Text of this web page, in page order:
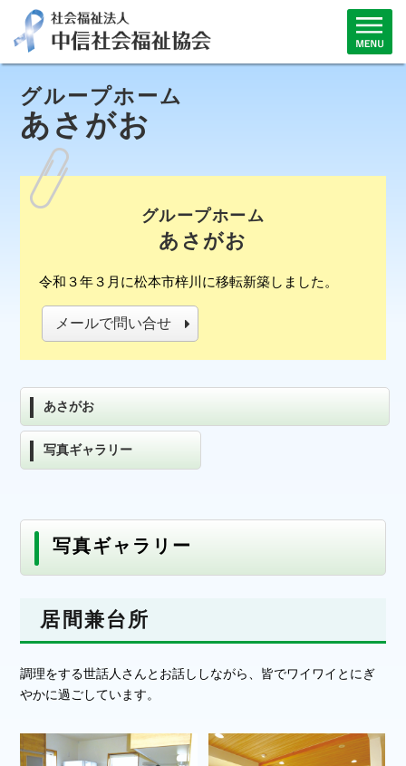
グループホーム
あさがお
グループホーム
あさがお
令和３年３月に松本市梓川に移転新築しました。
メールで問い合せ
あさがお
写真ギャラリー
写真ギャラリー
居間兼台所
調理をする世話人さんとお話ししながら、皆でワイワイとにぎ
やかに過ごしています。